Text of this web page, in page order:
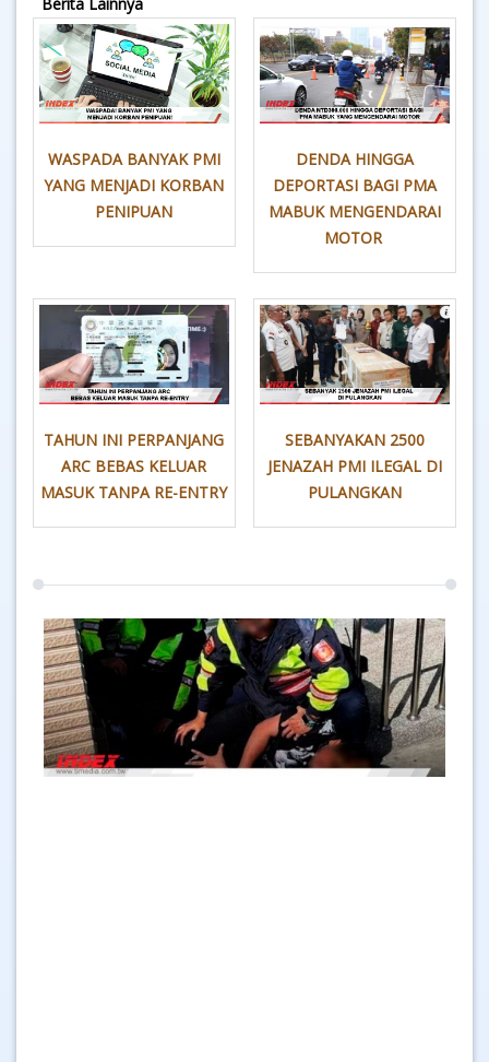
WASPADA BANYAK PMI
YANG MENJADI KORBAN
PENIPUAN
DENDA HINGGA
DEPORTASI BAGI PMA
MABUK MENGENDARAI
MOTOR
TAHUN INI PERPANJANG
ARC BEBAS KELUAR
MASUK TANPA RE-ENTRY
SEBANYAKAN 2500
JENAZAH PMI ILEGAL DI
PULANGKAN